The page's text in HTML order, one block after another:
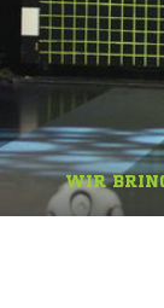
WIR